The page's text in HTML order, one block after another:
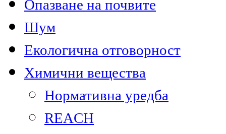
Опазване на почвите
Шум
Екологична отговорност
Химични вещества
Нормативна уредба
REACH